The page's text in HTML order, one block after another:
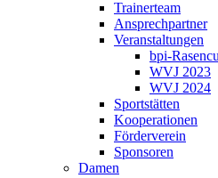
Trainerteam
Ansprechpartner
Veranstaltungen
bpi-
WVJ 2023
WVJ 2024
Sportstätten
Kooperationen
Förderverein
Sponsoren
Damen